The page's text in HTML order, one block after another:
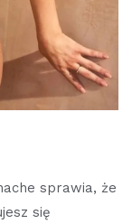
sprawia, że
się